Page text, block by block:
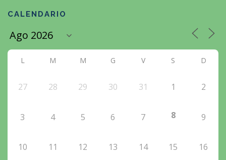
CALENDARIO
L M M G V S D
27 28 29 30 31 1 2
3 4 5 6 7 8 9
10 11 12 13 14 15 16